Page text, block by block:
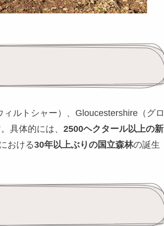
ルトシャー）、Gloucestershire（グロ
具体的には、 2500ヘクタール以上の新
おける30年以上ぶりの国立森林の誕生